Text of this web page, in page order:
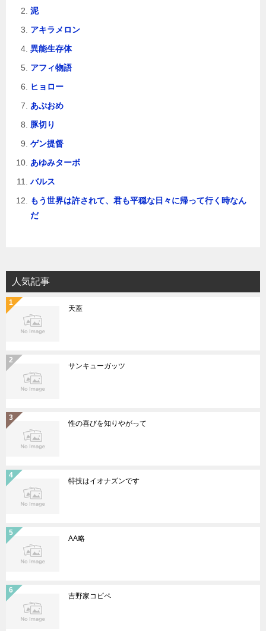
泥
アキラメロン
異能生存体
アフィ物語
ヒョロー
あぷおめ
豚切り
ゲン提督
あゆみターボ
バルス
もう世界は許されて、君も平穏な日々に帰って行く時なん
だ
人気記事
天蓋
サンキューガッツ
性の喜びを知りやがって
特技はイオナズンです
AA略
吉野家コピペ